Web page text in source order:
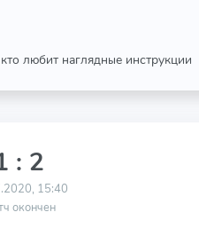
любит наглядные инструкции
: 2
15:40
окончен